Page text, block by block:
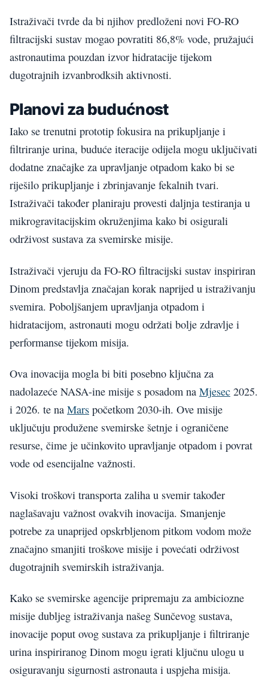
Istraživači tvrde da bi njihov predloženi novi FO-RO
filtracijski sustav mogao povratiti 86,8% vode, pružajući
astronautima pouzdan izvor hidratacije tijekom
dugotrajnih izvanbrodksih aktivnosti.
Planovi za budućnost
Iako se trenutni prototip fokusira na prikupljanje i
filtriranje urina, buduće iteracije odijela mogu uključivati
dodatne značajke za upravljanje otpadom kako bi se
riješilo prikupljanje i zbrinjavanje fekalnih tvari.
Istraživači također planiraju provesti daljnja testiranja u
mikrogravitacijskim okruženjima kako bi osigurali
održivost sustava za svemirske misije.
Istraživači vjeruju da FO-RO filtracijski sustav inspiriran
Dinom predstavlja značajan korak naprijed u istraživanju
svemira. Poboljšanjem upravljanja otpadom i
hidratacijom, astronauti mogu održati bolje zdravlje i
performanse tijekom misija.
Ova inovacija mogla bi biti posebno ključna za
nadolazeće NASA-ine misije s posadom na Mjesec 2025.
i 2026. te na Mars početkom 2030-ih. Ove misije
uključuju produžene svemirske šetnje i ograničene
resurse, čime je učinkovito upravljanje otpadom i povrat
vode od esencijalne važnosti.
Visoki troškovi transporta zaliha u svemir također
naglašavaju važnost ovakvih inovacija. Smanjenje
potrebe za unaprijed opskrbljenom pitkom vodom može
značajno smanjiti troškove misije i povećati održivost
dugotrajnih svemirskih istraživanja.
Kako se svemirske agencije pripremaju za ambiciozne
misije dubljeg istraživanja našeg Sunčevog sustava,
inovacije poput ovog sustava za prikupljanje i filtriranje
urina inspiriranog Dinom mogu igrati ključnu ulogu u
osiguravanju sigurnosti astronauta i uspjeha misija.